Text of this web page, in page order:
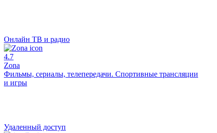
Онлайн ТВ и радио
4.7
Zona
Фильмы, сериалы, телепередачи. Спортивные трансляции
и игры
Удаленный доступ